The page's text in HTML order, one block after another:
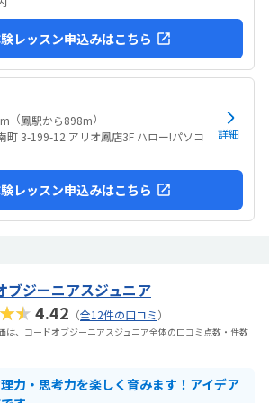
レッスン申込みはこちら
（鳳駅から898m）
町 3-199-12 アリオ鳳店3F ハロー!パソコ
詳細
レッスン申込みはこちら
ブジーニアスジュニア
4.42 （全12件の口コミ）
は、コードオブジーニアスジュニア全体の口コミ点数・件数
力・思考力を楽しく育みます！アイデア